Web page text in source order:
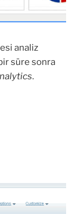
analiz
bir süre sonra
.